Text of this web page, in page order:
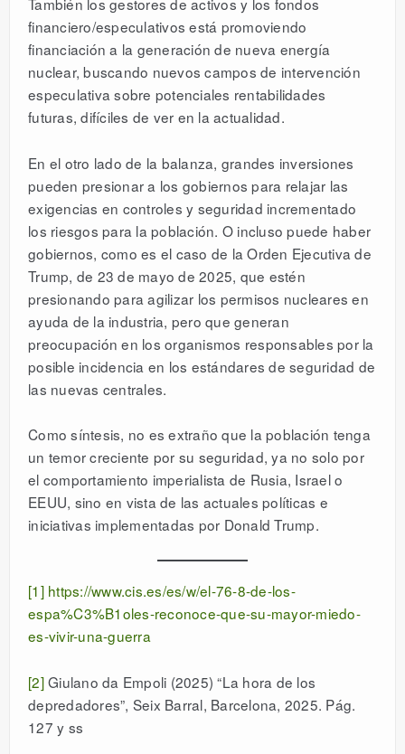
financiero/especulativos está promoviendo
financiación a la generación de nueva energía
nuclear, buscando nuevos campos de intervención
especulativa sobre potenciales rentabilidades
futuras, difíciles de ver en la actualidad.
En el otro lado de la balanza, grandes inversiones
pueden presionar a los gobiernos para relajar las
exigencias en controles y seguridad incrementado
los riesgos para la población. O incluso puede haber
gobiernos, como es el caso de la Orden Ejecutiva de
Trump, de 23 de mayo de 2025, que estén
presionando para agilizar los permisos nucleares en
ayuda de la industria, pero que generan
preocupación en los organismos responsables por la
posible incidencia en los estándares de seguridad de
las nuevas centrales.
Como síntesis, no es extraño que la población tenga
un temor creciente por su seguridad, ya no solo por
el comportamiento imperialista de Rusia, Israel o
EEUU, sino en vista de las actuales políticas e
iniciativas implementadas por Donald Trump.
[1] https://www.cis.es/es/w/el-76-8-de-los-
espa%C3%B1oles-reconoce-que-su-mayor-miedo-
es-vivir-una-guerra
[2]Giulano da Empoli (2025) “La hora de los
depredadores”, Seix Barral, Barcelona, 2025. Pág.
127 y ss